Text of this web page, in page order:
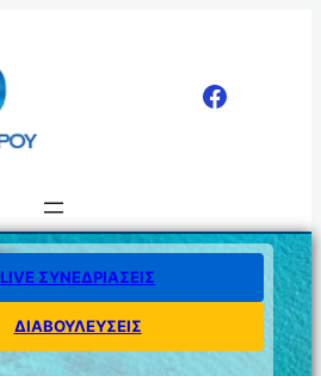
LIVE ΣΥΝΕΔΡΙΑΣΕΙΣ
ΔΙΑΒΟΥΛΕΥΣΕΙΣ